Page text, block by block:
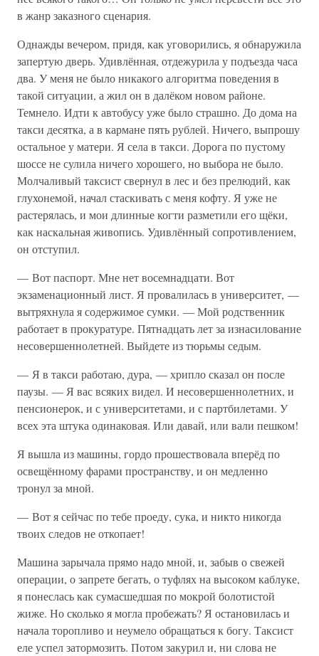
в жанр заказного сценария.
Однажды вечером, придя, как уговорились, я обнаружила
запертую дверь. Удивлённая, отдежурила у подъезда часа
два. У меня не было никакого алгоритма поведения в
такой ситуации, а жил он в далёком новом районе.
Темнело. Идти к автобусу уже было страшно. До дома на
такси десятка, а в кармане пять рублей. Ничего, выпрошу
остальное у матери. Я села в такси. Дорога по пустому
шоссе не сулила ничего хорошего, но выбора не было.
Молчаливый таксист свернул в лес и без прелюдий, как
глухонемой, начал стаскивать с меня кофту. Я уже не
растерялась, и мои длинные когти разметили его щёки,
как наскальная живопись. Удивлённый сопротивлением,
он отступил.
— Вот паспорт. Мне нет восемнадцати. Вот
экзаменационный лист. Я провалилась в университет, —
вытряхнула я содержимое сумки. — Мой родственник
работает в прокуратуре. Пятнадцать лет за изнасилование
несовершеннолетней. Выйдете из тюрьмы седым.
— Я в такси работаю, дура, — хрипло сказал он после
паузы. — Я вас всяких видел. И несовершеннолетних, и
пенсионерок, и с университетами, и с партбилетами. У
всех эта штука одинаковая. Или давай, или вали пешком!
Я вышла из машины, гордо прошествовала вперёд по
освещённому фарами пространству, и он медленно
тронул за мной.
— Вот я сейчас по тебе проеду, сука, и никто никогда
твоих следов не откопает!
Машина зарычала прямо надо мной, и, забыв о свежей
операции, о запрете бегать, о туфлях на высоком каблуке,
я понеслась как сумасшедшая по мокрой болотистой
жиже. Но сколько я могла пробежать? Я остановилась и
начала торопливо и неумело обращаться к богу. Таксист
еле успел затормозить. Потом закурил и, ни слова не